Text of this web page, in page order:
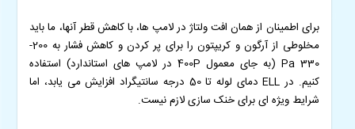
برای اطمینان از همان افت ولتاژ در لامپ ها، با کاهش قطر آنها، ما باید
مخلوطی از آرگون و کریپتون را برای پر کردن و کاهش فشار به 200-
330 Pa (به جای معمول 400P در لامپ های استاندارد) استفاده
کنیم. در ELL دمای لوله تا 50 درجه سانتیگراد افزایش می یابد، اما
شرایط ویژه ای برای خنک سازی لازم نیست.